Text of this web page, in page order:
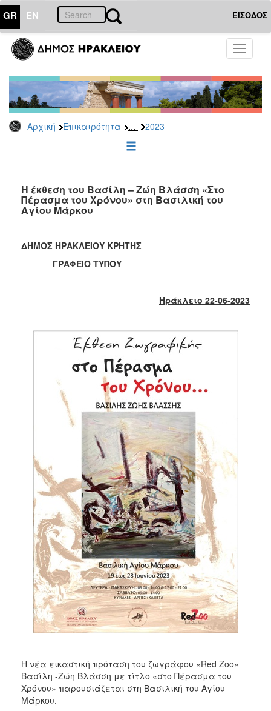
GR EN ΕΙΣΟΔΟΣ
Toggle
Αρχική Επικαιρότητα ... 2023
ΕΠΙΚΑΙΡΟΤΗΤΑ
Τύπου
Αρχείο
2026
2025
2022
2021
2019
2018
2013
2010
2006
ΔΗΜΟΤΗΣ
ΕΠΙΣΚΕΠΤΗΣ
ΗΡΑΚΛΕΙΟ
Η έκθεση του Βασίλη – Ζώη Βλάσση «Στο
Πέρασμα του Χρόνου» στη Βασιλική του
Αγίου Μάρκου
ΔΗΜΟΣ ΗΡΑΚΛΕΙΟΥ ΚΡΗΤΗΣ
ΓΡΑΦΕΙΟ ΤΥΠΟΥ
Ηράκλειο 22-06-2023
Η νέα εικαστική πρόταση του ζωγράφου «Red Zoo»
Βασίλη -Ζώη Βλάσση με τίτλο «στο Πέρασμα του
Χρόνου» παρουσιάζεται στη Βασιλική του Αγίου
Μάρκου.